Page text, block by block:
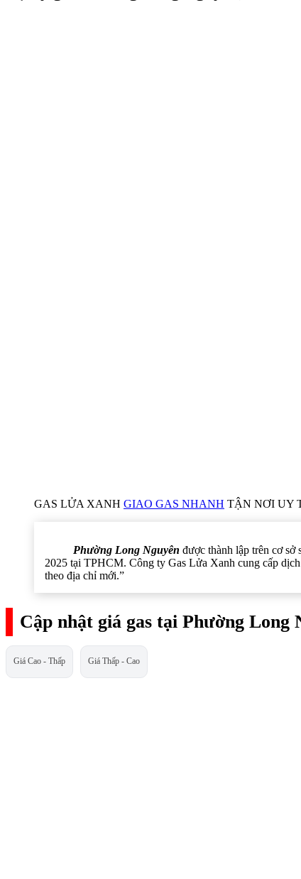
GAS LỬA XANH GIAO GAS NHANH TẬN NƠI UY
Phường Long Nguyên được thành lập trên cơ
2025 tại TPHCM. Công ty Gas Lửa Xanh cung cấp
theo địa chỉ mới.”
Cập nhật giá gas tại Phường Long
Giá Cao - Thấp Giá Thấp - Cao